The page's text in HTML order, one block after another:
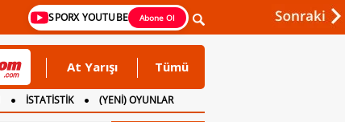
SPORX YOUTUBE Abone Ol
At Yarışı Tümü
İSTATİSTİK
(YENİ) OYUNLAR